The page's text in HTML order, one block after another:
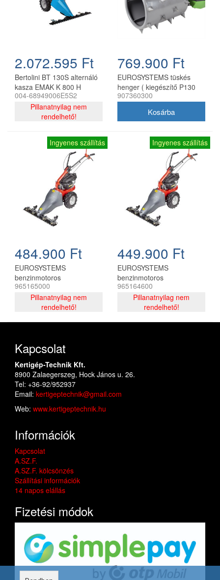
2.072.595 Ft
Bertolini BT 130S alternáló
kasza EMAK K 800 H
motorral
004-68949006E5S2
Pillanatnyilag nem
rendelhető!
769.900 Ft
EUROSYSTEMS tüskés
henger ( kiegészítő P130
modellhez, 1 pár )
907360300
Ingyenes szállítás
484.900 Ft
EUROSYSTEMS
benzinmotoros
alternálókasza M210 Honda
GCV170 ( alapgép
munkaeszközzel )
965165000
Pillanatnyilag nem
rendelhető!
Ingyenes szállítás
449.900 Ft
EUROSYSTEMS
benzinmotoros
alternálókasza M210
B&amp S 625 Exi ( alapgép
munkaeszközzel )
965164600
Pillanatnyilag nem
rendelhető!
Kapcsolat
Kertigép-Technik Kft.
8900 Zalaegerszeg, Hock János u. 26.
Tel: +36-92/952937
Email: kertigeptechnik@gmail.com
Web: www.kertigeptechnik.hu
Információk
Kapcsolat
A.SZ.F.
A.SZ.F. kölcsönzés
Szállítási információk
14 napos elállás
Fizetési módok